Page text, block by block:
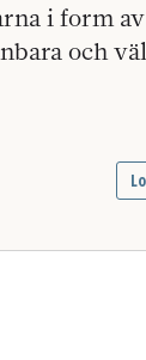
i form av
och väl